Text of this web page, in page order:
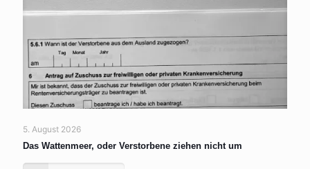
5. August 2026
Das Wattenmeer, oder Verstorbene ziehen nicht um